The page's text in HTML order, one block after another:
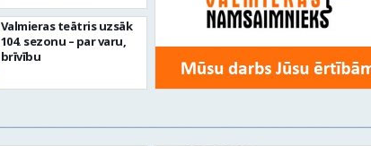
Valmieras teātris uzsāk
104. sezonu – par varu,
brīvību